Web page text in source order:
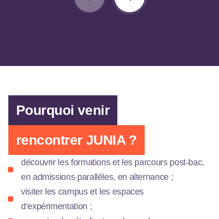
Pourquoi venir
rencontrer JUNIA ?
découvrir les formations et les parcours post-bac,
en admissions parallèles, en alternance ;
visiter les campus et les espaces
d’expérimentation ;